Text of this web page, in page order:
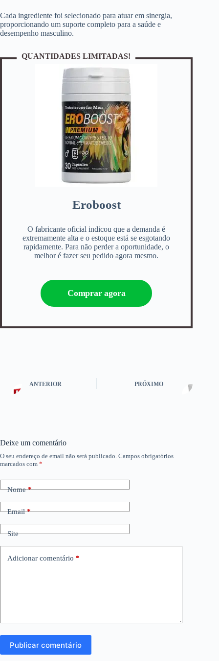
Cada ingrediente foi selecionado para atuar em sinergia,
proporcionando um suporte completo para a saúde e
desempenho masculino.
QUANTIDADES LIMITADAS!
Eroboost
O fabricante oficial indicou que a demanda é
extremamente alta e o estoque está se esgotando
rapidamente. Para não perder a oportunidade, o
melhor é fazer seu pedido agora mesmo.
Comprar agora
ANTERIOR PRÓXIMO
Deixe um comentário
O seu endereço de email não será publicado. Campos obrigatórios
marcados com *
Nome*
Email*
Site
Adicionar comentário *
Publicar comentário